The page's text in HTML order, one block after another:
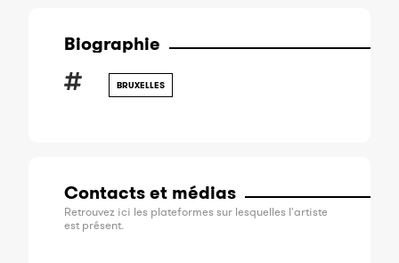
Biographie
BRUXELLES
Contacts et médias
Retrouvez ici les plateformes sur lesquelles l'artiste
est présent.